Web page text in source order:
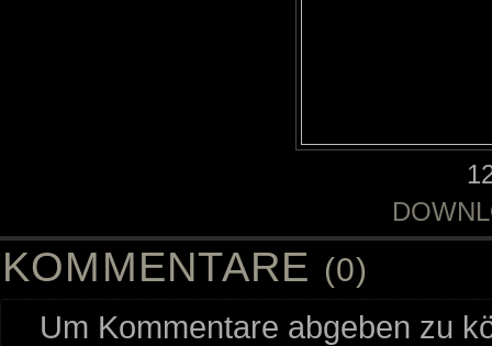
KOMMENTARE (0)
Um Kommentare abgeben zu